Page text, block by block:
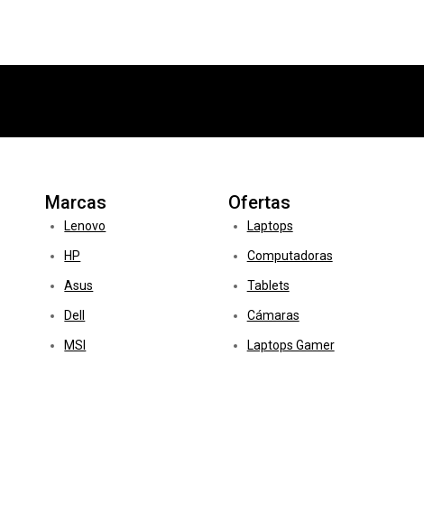
Marcas
Lenovo
HP
Asus
Dell
MSI
Ofertas
Laptops
Computadoras
Tablets
Cámaras
Laptops Gamer